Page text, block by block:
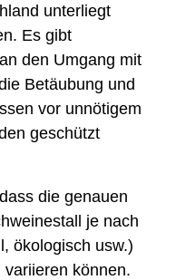
unterliegt
Es gibt
den Umgang mit
Betäubung und
vor unnötigem
geschützt
die genauen
je nach
ökologisch usw.)
können.